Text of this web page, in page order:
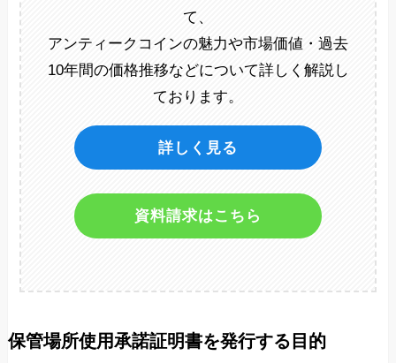
て、
アンティークコインの魅力や市場価値・過去
10年間の価格推移などについて詳しく解説し
ております。
詳しく見る
資料請求はこちら
保管場所使用承諾証明書を発行する目的